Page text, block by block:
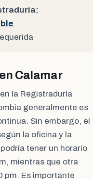
Calamar
la Registraduría
generalmente es
Sin embargo, el
la oficina y la
tener un horario
mientras que otra
pm. Es importante